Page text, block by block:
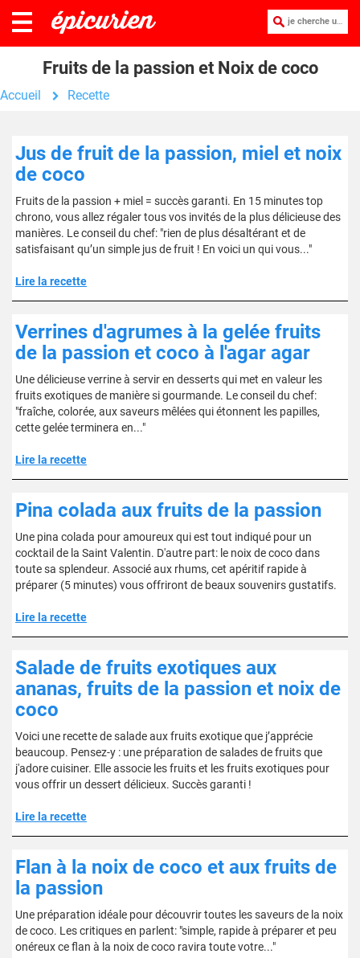
je cherche une recette :
Fruits de la passion et Noix de coco
Accueil Recette
Jus de fruit de la passion, miel et noix
de coco
Fruits de la passion + miel = succès garanti. En 15 minutes top
chrono, vous allez régaler tous vos invités de la plus délicieuse des
manières. Le conseil du chef: "rien de plus désaltérant et de
satisfaisant qu’un simple jus de fruit ! En voici un qui vous..."
Lire la recette
Verrines d'agrumes à la gelée fruits
de la passion et coco à l'agar agar
Une délicieuse verrine à servir en desserts qui met en valeur les
fruits exotiques de manière si gourmande. Le conseil du chef:
"fraîche, colorée, aux saveurs mêlées qui étonnent les papilles,
cette gelée terminera en..."
Lire la recette
Pina colada aux fruits de la passion
Une pina colada pour amoureux qui est tout indiqué pour un
cocktail de la Saint Valentin. D'autre part: le noix de coco dans
toute sa splendeur. Associé aux rhums, cet apéritif rapide à
préparer (5 minutes) vous offriront de beaux souvenirs gustatifs.
Lire la recette
Salade de fruits exotiques aux
ananas, fruits de la passion et noix de
coco
Voici une recette de salade aux fruits exotique que j’apprécie
beaucoup. Pensez-y : une préparation de salades de fruits que
j'adore cuisiner. Elle associe les fruits et les fruits exotiques pour
vous offrir un dessert délicieux. Succès garanti !
Lire la recette
Flan à la noix de coco et aux fruits de
la passion
Une préparation idéale pour découvrir toutes les saveurs de la noix
de coco. Les critiques en parlent: "simple, rapide à préparer et peu
onéreux ce flan à la noix de coco ravira toute votre..."